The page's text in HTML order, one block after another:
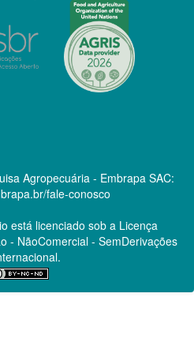
Agropecuária - Embrapa SAC:
fale-conosco
está licenciado sob a Licença
- NãoComercial - SemDerivações